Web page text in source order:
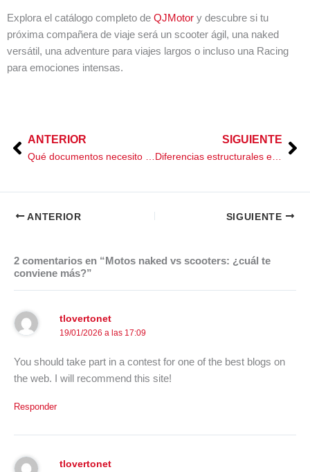
Explora el catálogo completo de QJMotor y descubre si tu
próxima compañera de viaje será un scooter ágil, una naked
versátil, una adventure para viajes largos o incluso una Racing
para emociones intensas.
Prev
ANTERIOR SIGUIENTE
ANTERIOR SIGUIENTE
2 comentarios en “Motos naked vs scooters: ¿cuál te
conviene más?”
tlovertonet
19/01/2026 a las 17:09
You should take part in a contest for one of the best blogs on
the web. I will recommend this site!
Responder
tlovertonet